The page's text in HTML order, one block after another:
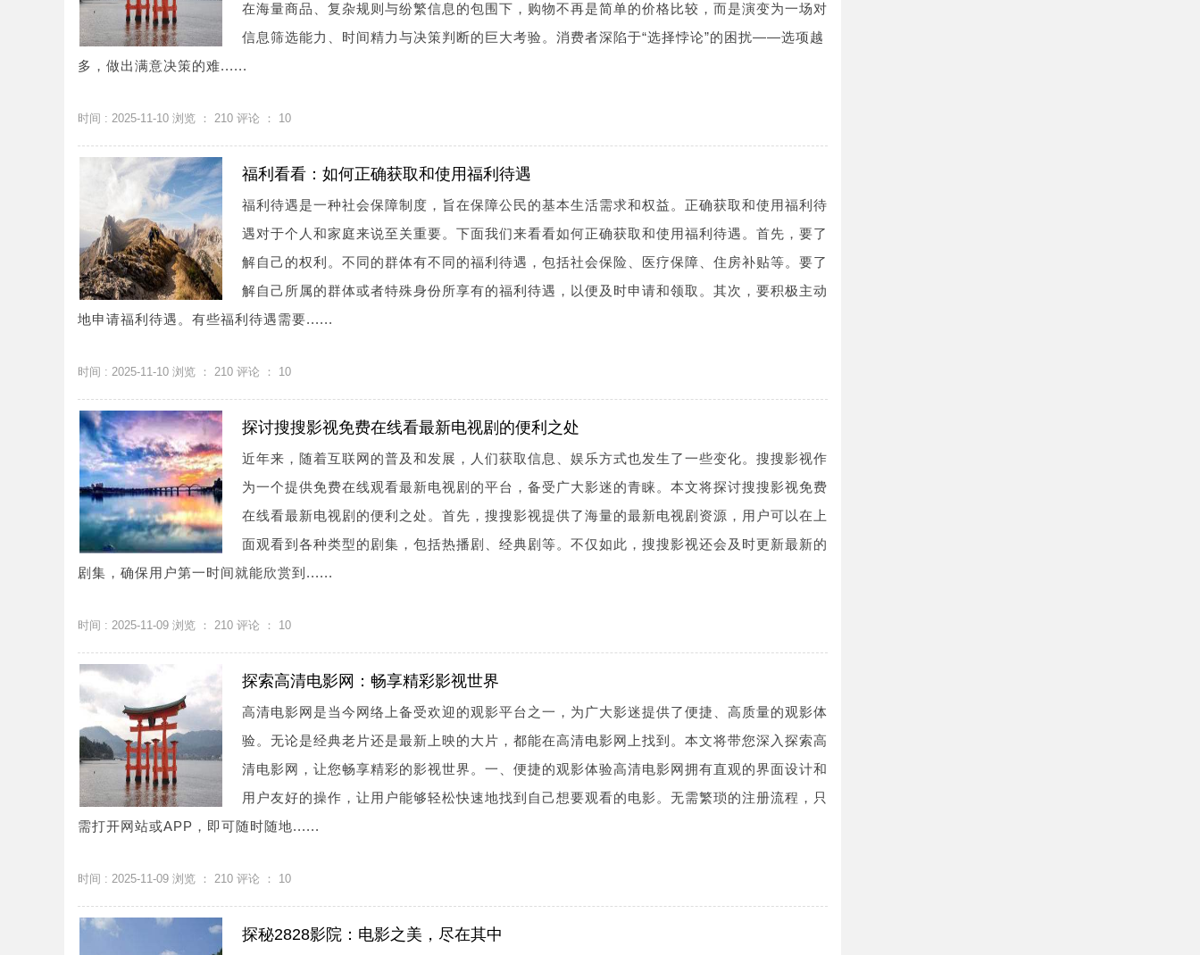
在海量商品、复杂规则与纷繁信息的包围下，购物不再是简单的价格比较，而是演变为一场对
信息筛选能力、时间精力与决策判断的巨大考验。消费者深陷于“选择悖论”的困扰——选项越
多，做出满意决策的难......
时间 : 2025-11-10 浏览 ： 210 评论 ： 10
福利看看：如何正确获取和使用福利待遇
福利待遇是一种社会保障制度，旨在保障公民的基本生活需求和权益。正确获取和使用福利待
遇对于个人和家庭来说至关重要。下面我们来看看如何正确获取和使用福利待遇。首先，要了
解自己的权利。不同的群体有不同的福利待遇，包括社会保险、医疗保障、住房补贴等。要了
解自己所属的群体或者特殊身份所享有的福利待遇，以便及时申请和领取。其次，要积极主动
地申请福利待遇。有些福利待遇需要......
时间 : 2025-11-10 浏览 ： 210 评论 ： 10
探讨搜搜影视免费在线看最新电视剧的便利之处
近年来，随着互联网的普及和发展，人们获取信息、娱乐方式也发生了一些变化。搜搜影视作
为一个提供免费在线观看最新电视剧的平台，备受广大影迷的青睐。本文将探讨搜搜影视免费
在线看最新电视剧的便利之处。首先，搜搜影视提供了海量的最新电视剧资源，用户可以在上
面观看到各种类型的剧集，包括热播剧、经典剧等。不仅如此，搜搜影视还会及时更新最新的
剧集，确保用户第一时间就能欣赏到......
时间 : 2025-11-09 浏览 ： 210 评论 ： 10
探索高清电影网：畅享精彩影视世界
高清电影网是当今网络上备受欢迎的观影平台之一，为广大影迷提供了便捷、高质量的观影体
验。无论是经典老片还是最新上映的大片，都能在高清电影网上找到。本文将带您深入探索高
清电影网，让您畅享精彩的影视世界。一、便捷的观影体验高清电影网拥有直观的界面设计和
用户友好的操作，让用户能够轻松快速地找到自己想要观看的电影。无需繁琐的注册流程，只
需打开网站或APP，即可随时随地......
时间 : 2025-11-09 浏览 ： 210 评论 ： 10
探秘2828影院：电影之美，尽在其中